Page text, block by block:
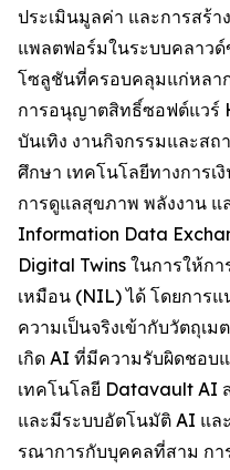
ประเมินมูลค่า และการสร้า
แพลตฟอร์มในระบบคลาว
โซลูชันที่ครอบคลุมแก่หลา
การอนุญาตสิทธิ์ซอฟต์แวร์
บันเทิง งานกิจกรรมและส
ศึกษา เทคโนโลยีทางการ
การดูแลสุขภาพ พลังงาน แ
Information Data
Digital Twins ในการให้ก
เหมือน (NIL) ได้ โดยการ
ความเป็นจริงเข้ากับวัตถุเ
เกิด AI ที่มีความรับผิดชอ
เทคโนโลยี Datavault AI
และมีระบบอัตโนมัติ AI แล
รณาการกับบุคคลที่สาม กา